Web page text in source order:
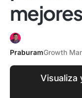
PraburamGrowth
Visualiza